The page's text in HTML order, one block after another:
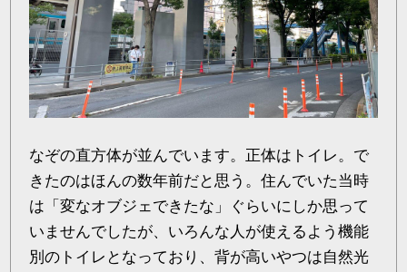
なぞの直方体が並んでいます。正体はトイレ。で
きたのはほんの数年前だと思う。住んでいた当時
は「変なオブジェできたな」ぐらいにしか思って
いませんでしたが、いろんな人が使えるよう機能
別のトイレとなっており、背が高いやつは自然光